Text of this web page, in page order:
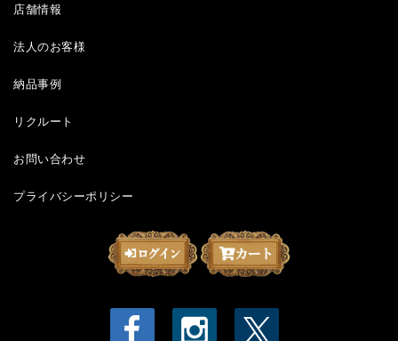
店舗情報
法人のお客様
納品事例
リクルート
お問い合わせ
プライバシーポリシー